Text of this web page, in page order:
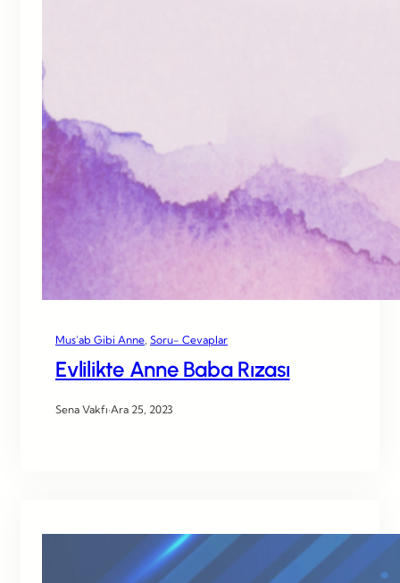
Mus’ab Gibi Anne Soru- Cevaplar
Evlilikte Anne Baba Rızası
Sena Vakfı·Ara 25, 2023